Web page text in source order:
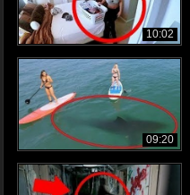
10:02
09:20